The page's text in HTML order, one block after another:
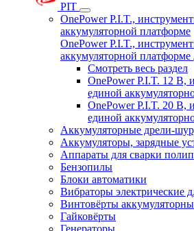
PIT
OnePower P.I.T.,
аккумуляторной платформе
OnePower P.I.T.,
аккумуляторной платформе
Смотреть весь раздел
OnePower P.I.T. 12 В,
единой
OnePower P.I.T. 20 В,
единой
Аккумуляторные дрели-
Аккумуляторы, зарядные
Аппараты для сварки
Бензопилы
Блоки автоматики
Вибраторы электрические
Винтовёрты
Гайковёрты
Генераторы